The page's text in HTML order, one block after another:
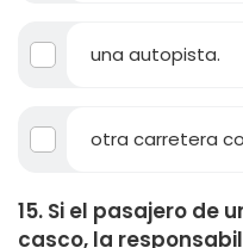
una autopista.
otra carretera
15. Si el pasajero de
casco, la